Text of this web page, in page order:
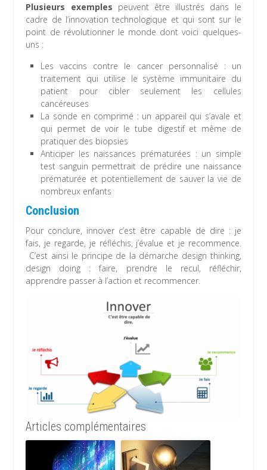
Plusieurs exemples peuvent être illustrés dans le
cadre de l’innovation technologique et qui sont sur le
point de révolutionner le monde dont voici quelques-
uns :
Les vaccins contre le cancer personnalisé : un
traitement qui utilise le système immunitaire du
patient pour cibler seulement les cellules
cancéreuses
La sonde en comprimé : un appareil qui s’avale et
qui permet de voir le tube digestif et même de
pratiquer des biopsies
Anticiper les naissances prématurées : un simple
test sanguin permettrait de prédire une naissance
prématurée et potentiellement de sauver la vie de
nombreux enfants
Conclusion
Pour conclure, innover c’est être capable de dire : je
fais, je regarde, je réfléchis, j’évalue et je recommence.
C’est ainsi le principe de la démarche design thinking,
design doing : faire, prendre le recul, réfléchir,
apprendre passer à l’action et recommencer.
Articles complémentaires